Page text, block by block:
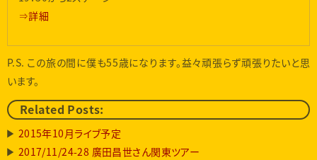
⇒詳細
P.S. この旅の間に僕も55歳になります。益々頑張らず頑張りたいと思
います。
Related Posts:
2015年10月ライブ予定
2017/11/24-28 廣田昌世さん関東ツアー